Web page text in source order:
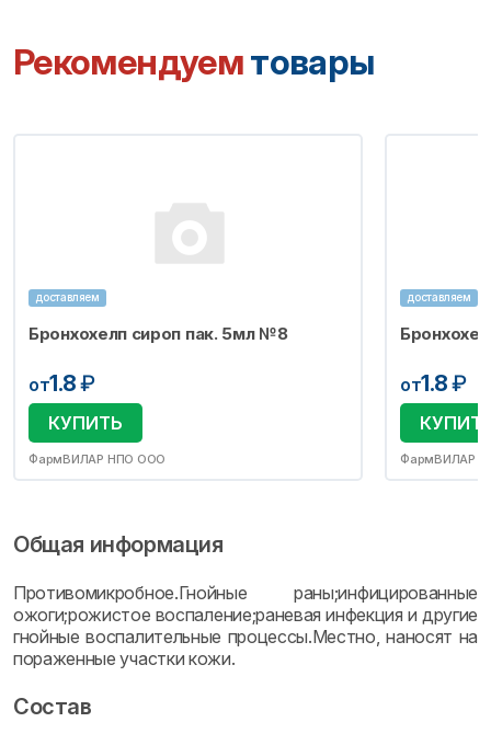
Рекомендуемтовары
доставляем
Бронхохелп сироп пак. 5мл №8
от1.8₽
КУПИТЬ
ФармВИЛАР НПО ООО
доставляем
от1.8₽
ФармВИЛАР
Общая информация
Противомикробное.Гнойные раны;инфицированные
ожоги;рожистое воспаление;раневая инфекция и другие
гнойные воспалительные процессы.Местно, наносят на
пораженные участки кожи.
Состав